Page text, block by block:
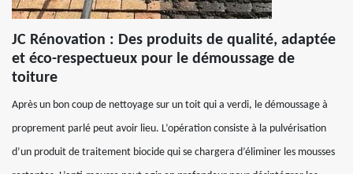
JC Rénovation : Des produits de qualité, adaptée
et éco-respectueux pour le démoussage de
toiture
Après un bon coup de nettoyage sur un toit qui a verdi, le démoussage à
proprement parlé peut avoir lieu. L’opération consiste à la pulvérisation
d’un produit de traitement biocide qui se chargera d’éliminer les mousses